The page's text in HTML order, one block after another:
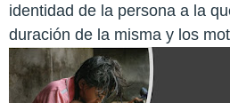
identidad de la persona a la
duración de la misma y los